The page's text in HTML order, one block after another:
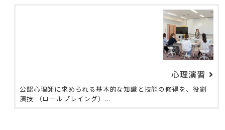
心理演習
公認心理師に求められる基本的な知識と技能の修得を、役割
演技 （ロールプレイング）...